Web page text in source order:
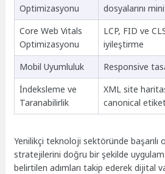
Optimizasyonu
dosyalarını
Core Web Vitals
Optimizasyonu
LCP, FID ve
iyileştirme
Mobil Uyumluluk
Responsive
İndeksleme ve
Taranabilirlik
XML site
canonical etiket
Yenilikçi teknoloji sektöründe başarılı
stratejilerini doğru bir şekilde
belirtilen adımları takip ederek dijital